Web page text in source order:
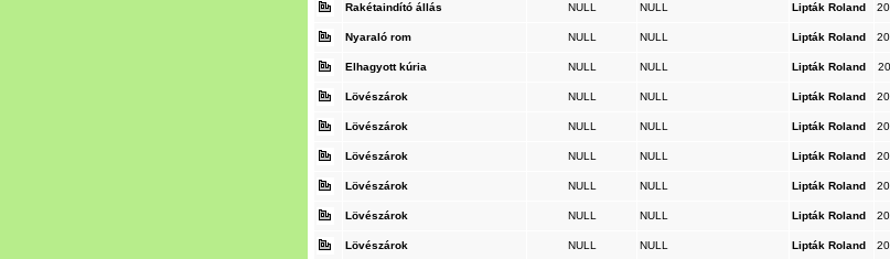
Rakétaindító állás NULL NULL Lipták Roland
Nyaraló rom NULL NULL Lipták Roland
Elhagyott kúria NULL NULL Lipták Roland
Lövészárok NULL NULL Lipták Roland
Lövészárok NULL NULL Lipták Roland
Lövészárok NULL NULL Lipták Roland
Lövészárok NULL NULL Lipták Roland
Lövészárok NULL NULL Lipták Roland
Lövészárok NULL NULL Lipták Roland